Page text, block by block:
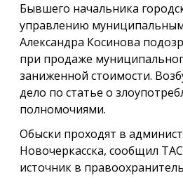
Бывшего начальника
управлению
Александра Косинова
при продаже
заниженной стоимости.
дело по статье о
полномочиями.
Обыски проходят в
Новочеркасска, сообщил
источник в